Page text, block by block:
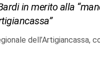
in merito alla
dell’Artigiancassa,